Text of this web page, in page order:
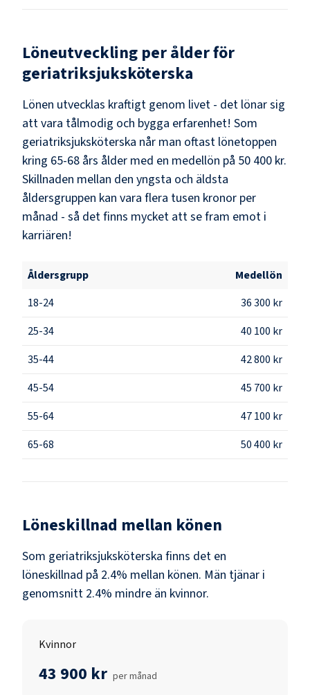
Löneutveckling per ålder för
geriatriksjuksköterska
Lönen utvecklas kraftigt genom livet - det lönar sig
att vara tålmodig och bygga erfarenhet! Som
geriatriksjuksköterska når man oftast lönetoppen
kring 65-68 års ålder med en medellön på 50 400 kr.
Skillnaden mellan den yngsta och äldsta
åldersgruppen kan vara flera tusen kronor per
månad - så det finns mycket att se fram emot i
karriären!
Åldersgrupp
Medellön
18-24
36 300 kr
25-34
40 100 kr
35-44
42 800 kr
45-54
45 700 kr
55-64
47 100 kr
65-68
50 400 kr
Löneskillnad mellan könen
Som geriatriksjuksköterska finns det en
löneskillnad på 2.4% mellan könen. Män tjänar i
genomsnitt 2.4% mindre än kvinnor.
Kvinnor
43 900 kr per månad